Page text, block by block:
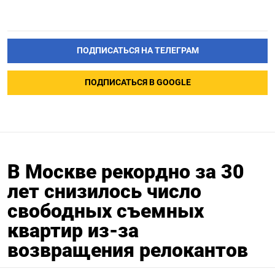
ПОДПИСАТЬСЯ НА ТЕЛЕГРАМ
ПОДПИСАТЬСЯ В GOOGLE
В Москве рекордно за 30
лет снизилось число
свободных съемных
квартир из-за
возвращения релокантов